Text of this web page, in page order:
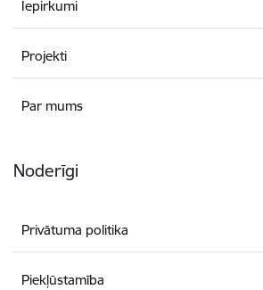
Iepirkumi
Projekti
Par mums
Noderīgi
Privātuma politika
Piekļūstamība